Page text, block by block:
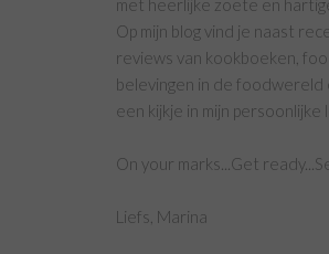
met heerlijke zoete en
Op mijn blog vind je naast
reviews van kookboeken,
belevingen in de foodwereld
een kijkje in mijn persoonlijke
On your marks...Get
Liefs, Marina